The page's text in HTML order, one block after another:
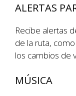
ALERTAS
Recibe alertas
de la ruta,
los cambios de
MÚSICA